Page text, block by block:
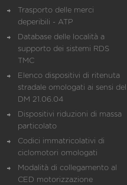
Trasporto delle merci
deperibili - ATP
Database delle località a
supporto dei sistemi RDS
TMC
Elenco dispositivi di ritenuta
stradale omologati ai sensi del
DM 21.06.04
Dispositivi riduzioni di massa
particolato
Codici immatricolativi di
ciclomotori omologati
Modalità di collegamento al
CED motorizzazione